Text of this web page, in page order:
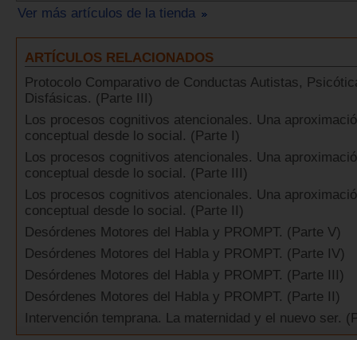
Ver más artículos de la tienda
ARTÍCULOS RELACIONADOS
Protocolo Comparativo de Conductas Autistas,
Disfásicas. (Parte III)
Los procesos cognitivos atencionales. Una
conceptual desde lo social. (Parte I)
Los procesos cognitivos atencionales. Una
conceptual desde lo social. (Parte III)
Los procesos cognitivos atencionales. Una
conceptual desde lo social. (Parte II)
Desórdenes Motores del Habla y PROMPT. (Parte V)
Desórdenes Motores del Habla y PROMPT. (Parte IV)
Desórdenes Motores del Habla y PROMPT. (Parte III)
Desórdenes Motores del Habla y PROMPT. (Parte II)
Intervención temprana. La maternidad y el nuevo ser.